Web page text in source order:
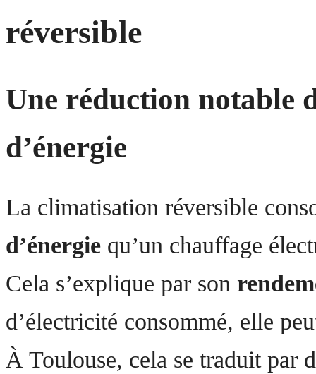
réversible
Une réduction notable
d’énergie
La climatisation réversible
d’énergie qu’un chauffage
Cela s’explique par son
d’électricité consommé, elle
À Toulouse, cela se traduit par